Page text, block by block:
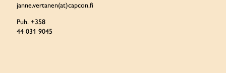
janne.vertanen(at)capcon.fi
Puh. +358
44 031 9045